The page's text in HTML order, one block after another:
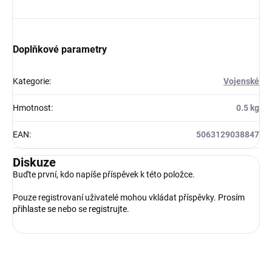
Doplňkové parametry
Kategorie: Vojenské
Hmotnost: 0.5 kg
EAN: 5063129038847
Diskuze
Buďte první, kdo napíše příspěvek k této položce.
Pouze registrovaní uživatelé mohou vkládat příspěvky. Prosím
přihlaste se nebo se registrujte.